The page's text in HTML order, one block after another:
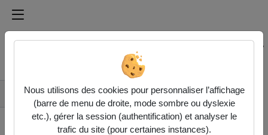
Médiathèque de l'université Paris
Rechercher un média sur Médiathèque de l'université
Accueil
Contactez nous
Nous utilisons des cookies pour personnaliser l’affichage
(barre de menu de droite, mode sombre ou dyslexie
etc.), gérer la session (authentification) et analyser le
trafic du site (pour certaines instances).